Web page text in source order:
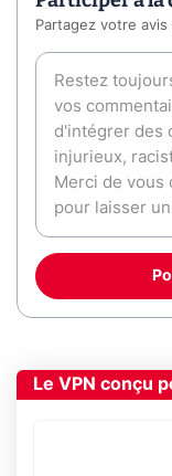
Partagez votre
Le VPN conçu